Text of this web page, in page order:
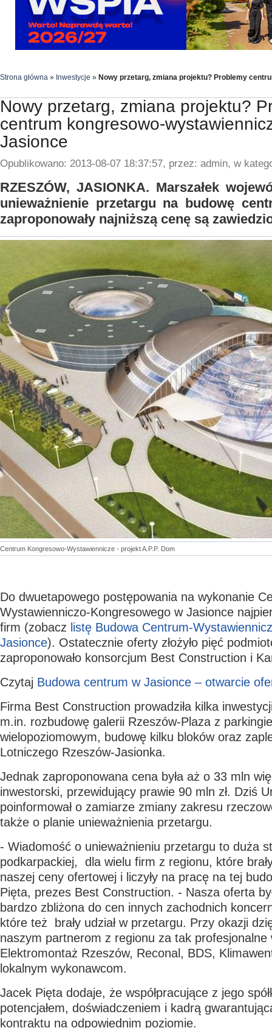
Strona główna » Inwestycje » Nowy przetarg, zmiana projektu? Problemy
Nowy przetarg, zmiana projektu?
centrum kongresowo-
Jasionce
Opublikowano: 2013-08-07 18:37:57, przez: admin, w
RZESZÓW, JASIONKA. Marszałek
unieważnienie przetargu na budowę
zaproponowały najniższą cenę są
Centrum Kongresowo-Wystawiennicze - projekt A.P.P. Dom
Do dwuetapowego postępowania na wykonanie
Wystawienniczo-Kongresowego w Jasionce
firm (zobacz listę Budowa Centrum-
Jasionce). Ostatecznie oferty złożyło pięć
zaproponowało konsorcjum Best Construction i
Czytaj Budowa centrum w Jasionce – otwarcie
Firma Best Construction prowadziła kilka
m.in. rozbudowę galerii Rzeszów-Plaza z
wielopoziomowym, budowę kilku bloków oraz
Lotniczego Rzeszów-Jasionka.
Jednak zaproponowana cena była aż o 33 mln
inwestorski, przewidujący prawie 90 mln zł. Dziś
poinformował o zamiarze zmiany zakresu
także o planie unieważnienia przetargu.
- Wiadomość o unieważnieniu przetargu to duża
podkarpackiej, dla wielu firm z regionu, które
naszej ceny ofertowej i liczyły na pracę na tej
Pięta, prezes Best Construction. - Nasza oferta
bardzo zbliżona do cen innych zachodnich
które też brały udział w przetargu. Przy okazji
naszym partnerom z regionu za tak profesjonalne
Elektromontaż Rzeszów, Reconal, BDS,
lokalnym wykonawcom.
Jacek Pięta dodaje, że współpracujące z jego
potencjałem, doświadczeniem i kadrą
kontraktu na odpowiednim poziomie.